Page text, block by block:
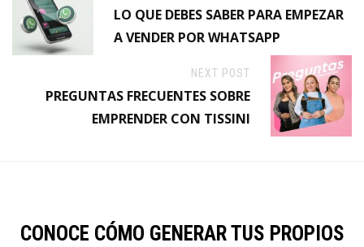
LO QUE DEBES SABER PARA EMPEZAR
A VENDER POR WHATSAPP
NEXT POST
PREGUNTAS FRECUENTES SOBRE
EMPRENDER CON TISSINI
CONOCE CÓMO GENERAR TUS PROPIOS